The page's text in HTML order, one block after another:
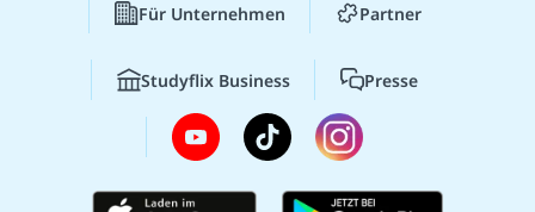
Für Unternehmen Partner
Studyflix Business Presse